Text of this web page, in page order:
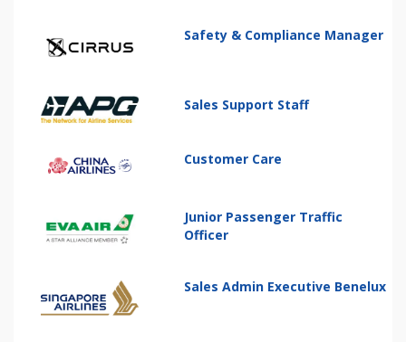
Safety & Compliance Manager
Sales Support Staff
Customer Care
Junior Passenger Traffic
Officer
Sales Admin Executive Benelux